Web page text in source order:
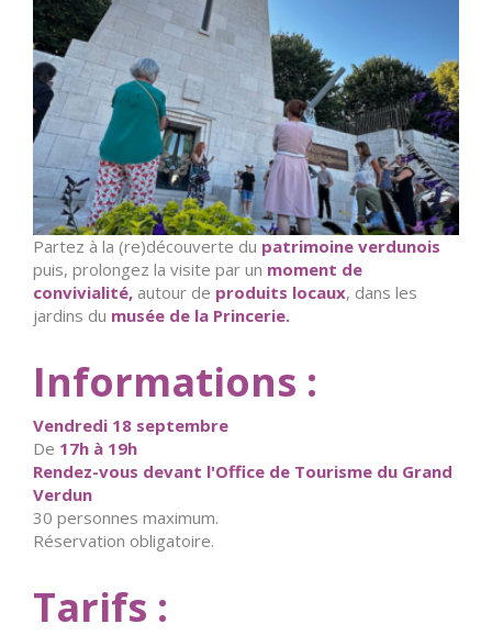
Partez à la (re)découverte du patrimoine verdunois
puis, prolongez la visite par un moment de
convivialité, autour de produits locaux, dans les
jardins du musée de la Princerie.
Informations :
Vendredi 18 septembre
De 17h à 19h
Rendez-vous devant l'Office de Tourisme du Grand
Verdun
30 personnes maximum.
Réservation obligatoire.
Tarifs :